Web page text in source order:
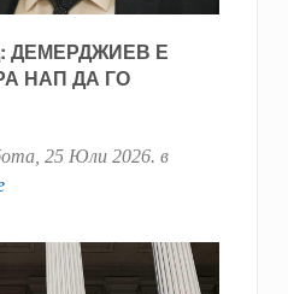
ДЕМЕРДЖИЕВ Е
НАП ДА ГО
25 Юли 2026. в